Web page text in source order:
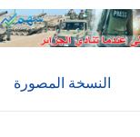
النسخة المصورة